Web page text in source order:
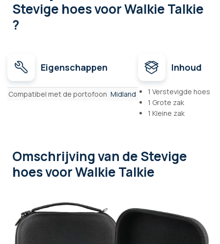
Stevige hoes voor Walkie Talkie
?
Eigenschappen
Eigenschappen
Compatibel met de portofoon Midland
Inhoud
1 Verstevigde hoes
1 Grote zak
1 Kleine zak
Omschrijvingvan de Stevige
hoes voor Walkie Talkie